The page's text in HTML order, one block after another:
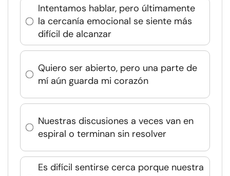
Intentamos hablar, pero últimamente
la cercanía emocional se siente más
difícil de alcanzar
Quiero ser abierto, pero una parte de
mí aún guarda mi corazón
Nuestras discusiones a veces van en
espiral o terminan sin resolver
Es difícil sentirse cerca porque nuestra